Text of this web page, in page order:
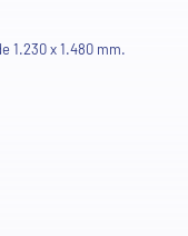
1.230 x 1.480 mm.